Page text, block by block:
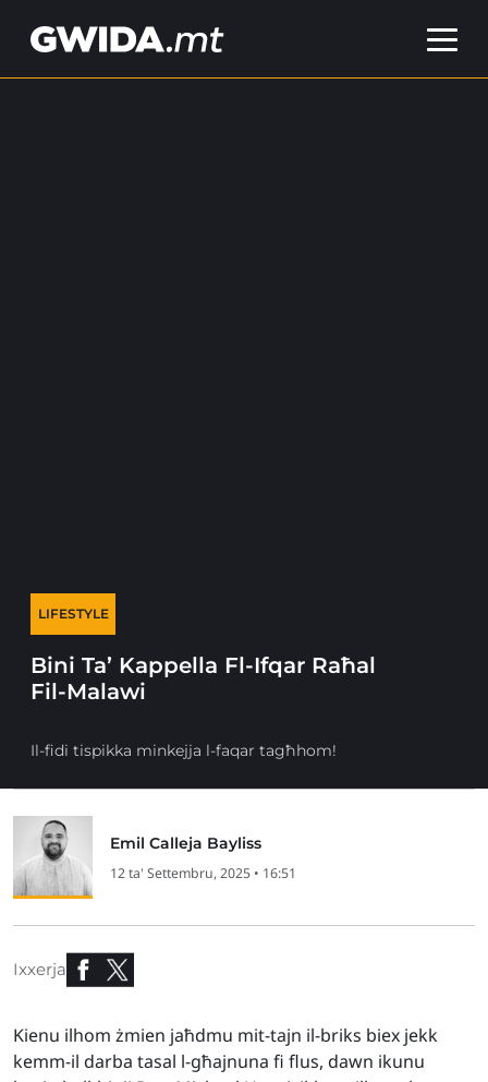
LIFESTYLE
Bini Ta’ Kappella Fl-Ifqar Raħal
Fil-Malawi
Il-fidi tispikka minkejja l-faqar tagħhom!
Emil Calleja Bayliss
12 ta' Settembru, 2025 • 16:51
Ixxerja
Kienu ilhom żmien jaħdmu mit-tajn il-briks biex jekk
kemm-il darba tasal l-għajnuna fi flus, dawn ikunu